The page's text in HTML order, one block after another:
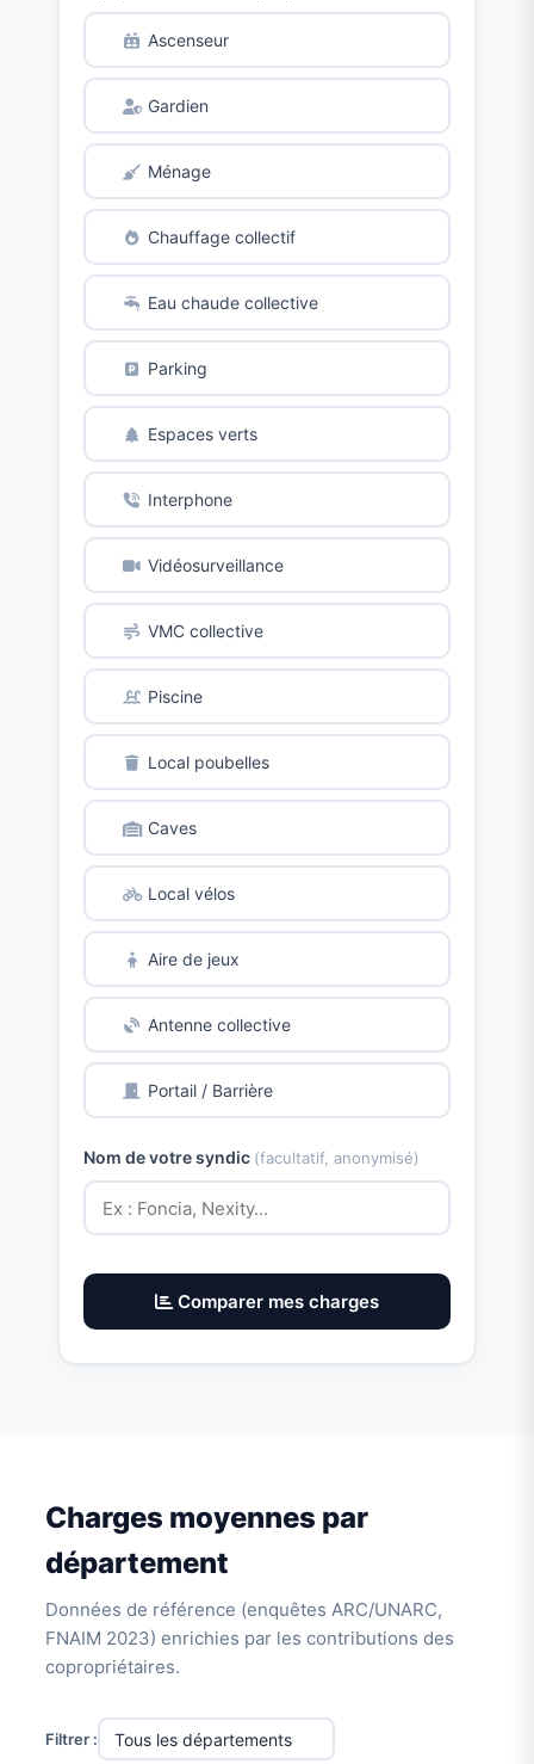
Ascenseur
Gardien
Ménage
Chauffage collectif
Eau chaude collective
Parking
Espaces verts
Interphone
Vidéosurveillance
VMC collective
Piscine
Local poubelles
Caves
Local vélos
Aire de jeux
Antenne collective
Portail / Barrière
Nom de votre syndic (facultatif, anonymisé)
Comparer mes charges
Charges moyennes par
département
Données de référence (enquêtes ARC/UNARC,
FNAIM 2023) enrichies par les contributions des
copropriétaires.
Filtrer :